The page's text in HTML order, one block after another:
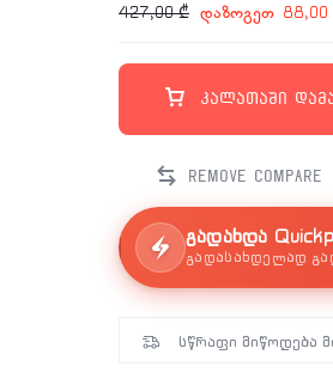
427,00₾ დაზოგეთ 88,00
კალათაში
გადახდა
გადასახდელად
სწრაფი მიწოდება